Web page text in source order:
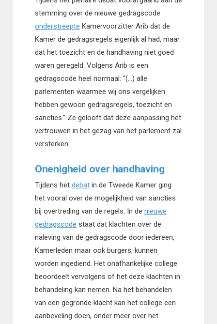
stemming over de nieuwe gedragscode
onderstreepte Kamervoorzitter Arib dat de
Kamer de gedragsregels eigenlijk al had, maar
dat het toezicht en de handhaving niet goed
waren geregeld. Volgens Arib is een
gedragscode heel normaal: “(…) alle
parlementen waarmee wij ons vergelijken
hebben gewoon gedragsregels, toezicht en
sancties.” Ze gelooft dat deze aanpassing het
vertrouwen in het gezag van het parlement zal
versterken.
Onenigheid over handhaving
Tijdens het debatin de Tweede Kamer ging
het vooral over de mogelijkheid van sancties
bij overtreding van de regels. In de nieuwe
gedragscode staat dat klachten over de
naleving van de gedragscode door iedereen,
Kamerleden maar ook burgers, kunnen
worden ingediend. Het onafhankelijke college
beoordeelt vervolgens of het deze klachten in
behandeling kan nemen. Na het behandelen
van een gegronde klacht kan het college een
aanbeveling doen, onder meer over het